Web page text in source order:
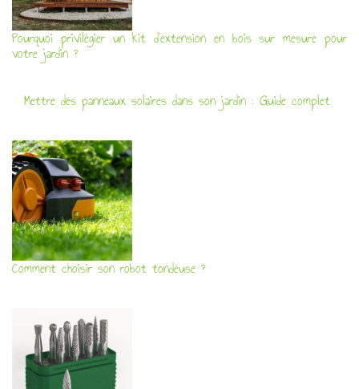
Pourquoi privilégier un kit d’extension en bois sur mesure pour
votre jardin ?
Mettre des panneaux solaires dans son jardin : Guide complet
Comment choisir son robot tondeuse ?